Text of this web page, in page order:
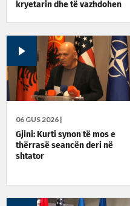
kryetarin dhe të vazhdohen
06 GUS 2026 |
Gjini: Kurti synon të mos e
thërrasë seancën deri në
shtator